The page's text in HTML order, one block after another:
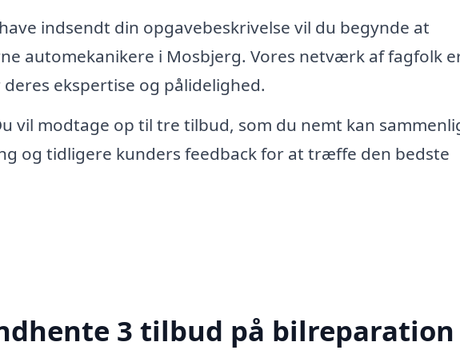
indsendt din opgavebeskrivelse vil du begynde at
automekanikere i Mosbjerg. Vores netværk af fagfolk
ekspertise og pålidelighed.
vil modtage op til tre tilbud, som du nemt kan
og tidligere kunders feedback for at træffe den bedste
3 tilbud på bilreparation